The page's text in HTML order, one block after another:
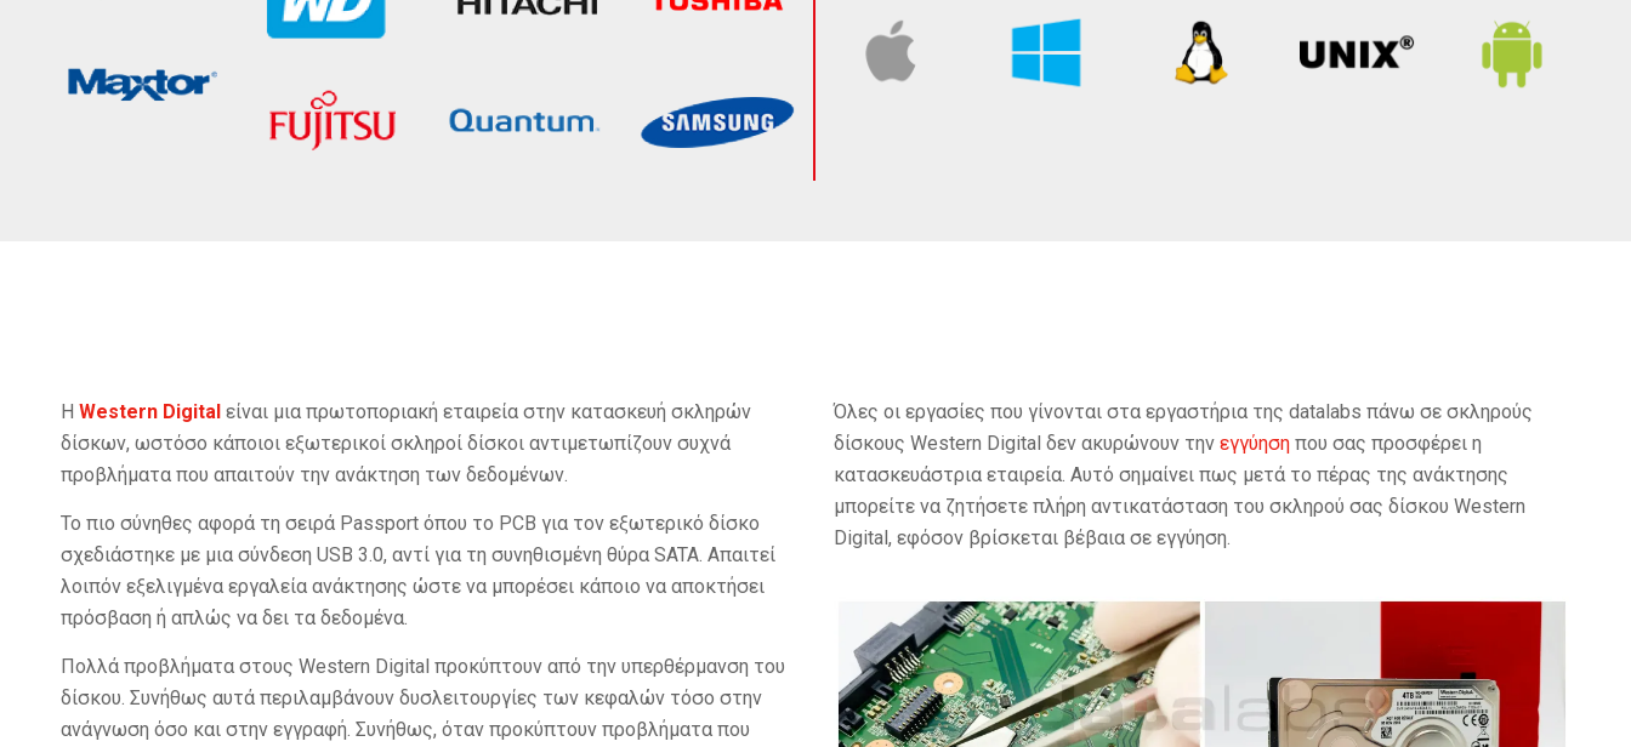
Η Western Digital είναι μια πρωτοποριακή εταιρεία στην κατασκευή σκληρών
δίσκων, ωστόσο κάποιοι εξωτερικοί σκληροί δίσκοι αντιμετωπίζουν συχνά
προβλήματα που απαιτούν την ανάκτηση των δεδομένων.
Το πιο σύνηθες αφορά τη σειρά Passport όπου το PCB για τον εξωτερικό δίσκο
σχεδιάστηκε με μια σύνδεση USB 3.0, αντί για τη συνηθισμένη θύρα SATA. Απαιτεί
λοιπόν εξελιγμένα εργαλεία ανάκτησης ώστε να μπορέσει κάποιο να αποκτήσει
πρόσβαση ή απλώς να δει τα δεδομένα.
Πολλά προβλήματα στους Western Digital προκύπτουν από την υπερθέρμανση του
δίσκου. Συνήθως αυτά περιλαμβάνουν δυσλειτουργίες των κεφαλών τόσο στην
ανάγνωση όσο και στην εγγραφή. Συνήθως, όταν προκύπτουν προβλήματα που
Όλες οι εργασίες που γίνονται στα εργαστήρια της datalabs πάνω σε σκληρούς
δίσκους Western Digital δεν ακυρώνουν την εγγύηση που σας προσφέρει η
κατασκευάστρια εταιρεία. Αυτό σημαίνει πως μετά το πέρας της ανάκτησης
μπορείτε να ζητήσετε πλήρη αντικατάσταση του σκληρού σας δίσκου Western
Digital, εφόσον βρίσκεται βέβαια σε εγγύηση.